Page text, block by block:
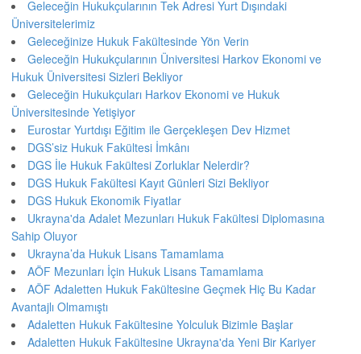
Geleceğin Hukukçularının Tek Adresi Yurt Dışındaki
Üniversitelerimiz
Geleceğinize Hukuk Fakültesinde Yön Verin
Geleceğin Hukukçularının Üniversitesi Harkov Ekonomi ve
Hukuk Üniversitesi Sizleri Bekliyor
Geleceğin Hukukçuları Harkov Ekonomi ve Hukuk
Üniversitesinde Yetişiyor
Eurostar Yurtdışı Eğitim ile Gerçekleşen Dev Hizmet
DGS’siz Hukuk Fakültesi İmkânı
DGS İle Hukuk Fakültesi Zorluklar Nelerdir?
DGS Hukuk Fakültesi Kayıt Günleri Sizi Bekliyor
DGS Hukuk Ekonomik Fiyatlar
Ukrayna'da Adalet Mezunları Hukuk Fakültesi Diplomasına
Sahip Oluyor
Ukrayna’da Hukuk Lisans Tamamlama
AÖF Mezunları İçin Hukuk Lisans Tamamlama
AÖF Adaletten Hukuk Fakültesine Geçmek Hiç Bu Kadar
Avantajlı Olmamıştı
Adaletten Hukuk Fakültesine Yolculuk Bizimle Başlar
Adaletten Hukuk Fakültesine Ukrayna'da Yeni Bir Kariyer